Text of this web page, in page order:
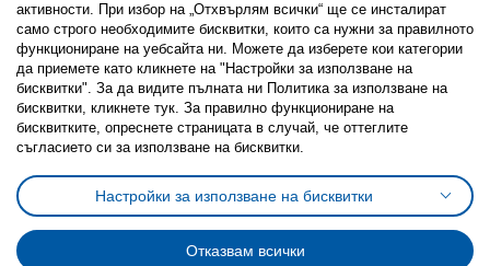
FacebookTwitterYoutubePinterestInstagram
Политика за използване на бисквитки (Cookies)
Избор на настройки за използване на бисквитки
Условия за ползване на ikea.bgОбща политика за личните данни
Политика за защита на личните данни на ikea.bg
Общи условия на програма IKEA Family
активности. При избор на „Отхвърлям всички“ ще се инсталират
само строго необходимитe бисквитки, които са нужни за правилното
функциониране на уебсайта ни. Можете да изберете кои категории
да приемете като кликнете на "Настройки за използване на
бисквитки". За да видите пълната ни Политика за използване на
бисквитки, кликнете тук. За правилно функциониране на
бисквитките, опреснете страницата в случай, че оттеглите
съгласието си за използване на бисквитки.
Настройки за използване на бисквитки
Отказвам всички